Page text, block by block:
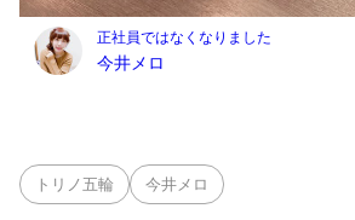
トリノ五輪 今井メロ